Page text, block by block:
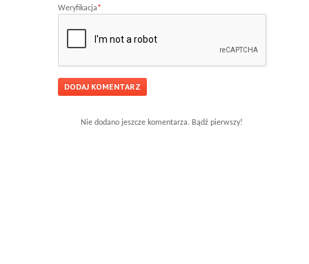
Weryfikacja*
Nie dodano jeszcze komentarza. Bądź pierwszy!